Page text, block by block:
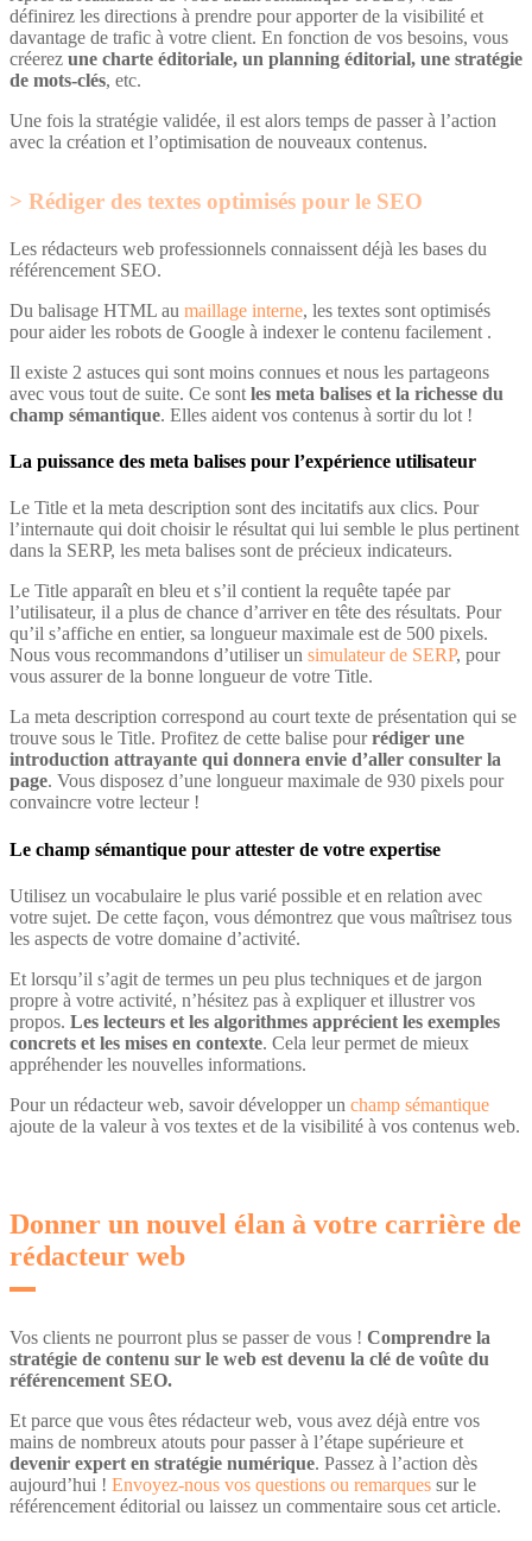
définirez les directions à prendre pour apporter de la visibilité et
davantage de trafic à votre client. En fonction de vos besoins, vous
créerez une charte éditoriale, un planning éditorial, une stratégie
de mots-clés, etc.
Une fois la stratégie validée, il est alors temps de passer à l’action
avec la création et l’optimisation de nouveaux contenus.
Rédiger des textes optimisés pour le SEO
Les rédacteurs web professionnels connaissent déjà les bases du
référencement SEO.
Du balisage HTML au maillage interne, les textes sont optimisés
pour aider les robots de Google à indexer le contenu facilement .
Il existe 2 astuces qui sont moins connues et nous les partageons
avec vous tout de suite. Ce sont les meta balises et la richesse du
champ sémantique. Elles aident vos contenus à sortir du lot !
La puissance des meta balises pour l’expérience utilisateur
Le Title et la meta description sont des incitatifs aux clics. Pour
l’internaute qui doit choisir le résultat qui lui semble le plus pertinent
dans la SERP, les meta balises sont de précieux indicateurs.
Le Title apparaît en bleu et s’il contient la requête tapée par
l’utilisateur, il a plus de chance d’arriver en tête des résultats. Pour
qu’il s’affiche en entier, sa longueur maximale est de 500 pixels.
Nous vous recommandons d’utiliser un simulateur de SERP, pour
vous assurer de la bonne longueur de votre Title.
La meta description correspond au court texte de présentation qui se
trouve sous le Title. Profitez de cette balise pourrédiger une
introduction attrayante qui donnera envie d’aller consulter la
page. Vous disposez d’une longueur maximale de 930 pixels pour
convaincre votre lecteur !
Le champ sémantique pour attester de votre expertise
Utilisez un vocabulaire le plus varié possible et en relation avec
votre sujet. De cette façon, vous démontrez que vous maîtrisez tous
les aspects de votre domaine d’activité.
Et lorsqu’il s’agit de termes un peu plus techniques et de jargon
propre à votre activité, n’hésitez pas à expliquer et illustrer vos
propos. Les lecteurs et les algorithmes apprécient les exemples
concrets et les mises en contexte. Cela leur permet de mieux
appréhender les nouvelles informations.
Pour un rédacteur web, savoir développer un champ sémantique
ajoute de la valeur à vos textes et de la visibilité à vos contenus web.
Donner un nouvel élan à votre carrière de
rédacteur web
Vos clients ne pourront plus se passer de vous ! Comprendre la
stratégie de contenu sur le web est devenu la clé de voûte du
référencement SEO.
Et parce que vous êtes rédacteur web, vous avez déjà entre vos
mains de nombreux atouts pour passer à l’étape supérieure et
devenir expert en stratégie numérique. Passez à l’action dès
aujourd’hui ! Envoyez-nous vos questions ou remarques sur le
référencement éditorial ou laissez un commentaire sous cet article.